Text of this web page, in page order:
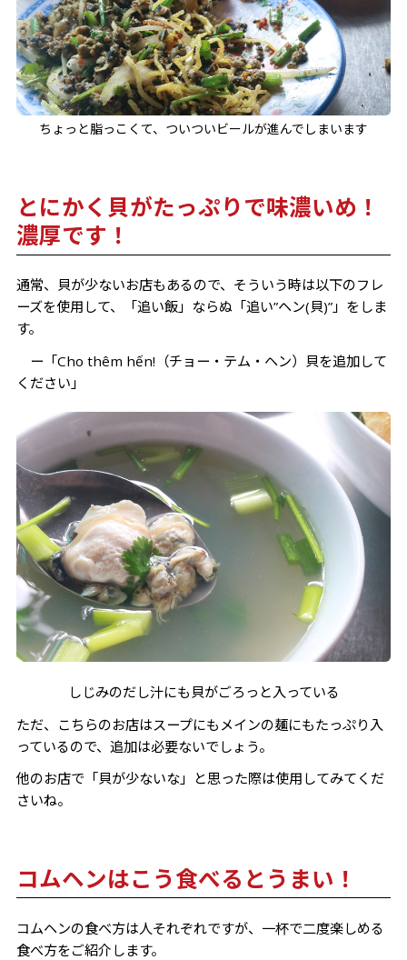
ちょっと脂っこくて、ついついビールが進んでしまいます
とにかく貝がたっぷりで味濃いめ！
濃厚です！
通常、貝が少ないお店もあるので、そういう時は以下のフレ
ーズを使用して、「追い飯」ならぬ「追い”ヘン(貝)”」をしま
す。
ー 「Cho thêm hến!（チョー・テム・ヘン）貝を追加して
ください」
しじみのだし汁にも貝がごろっと入っている
ただ、こちらのお店はスープにもメインの麺にもたっぷり入
っているので、追加は必要ないでしょう。
他のお店で「貝が少ないな」と思った際は使用してみてくだ
さいね。
コムヘンはこう食べるとうまい！
コムヘンの食べ方は人それぞれですが、一杯で二度楽しめる
食べ方をご紹介します。